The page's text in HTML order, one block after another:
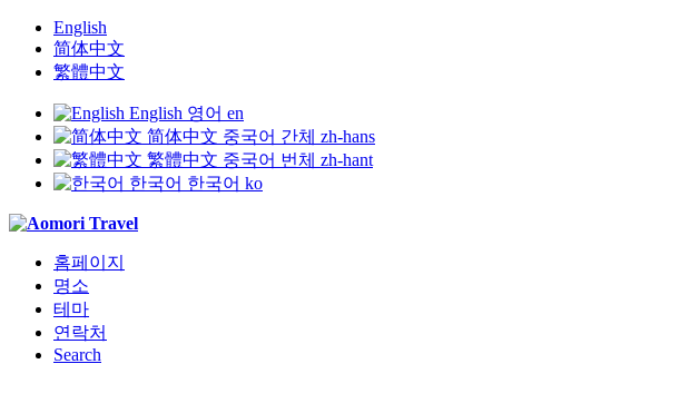
English
简体中文
繁體中文
English 영어 en
简体中文 중국어 간체 zh-hans
繁體中文 중국어 번체 zh-hant
한국어 한국어 ko
홈페이지
명소
테마
연락처
Search